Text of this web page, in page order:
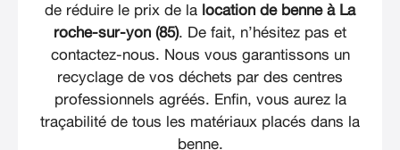
de réduire le prix de la location de benne à La
roche-sur-yon (85). De fait, n’hésitez pas et
contactez-nous. Nous vous garantissons un
recyclage de vos déchets par des centres
professionnels agréés. Enfin, vous aurez la
traçabilité de tous les matériaux placés dans la
benne.